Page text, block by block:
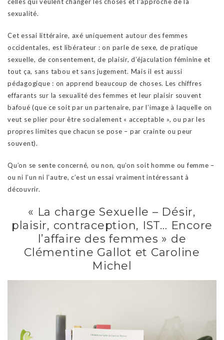
sexualité.
Cet essai littéraire, axé uniquement autour des femmes
occidentales, est libérateur : on parle de sexe, de pratique
sexuelle, de consentement, de plaisir, d’éjaculation féminine et
tout ça, sans tabou et sans jugement. Mais il est aussi
pédagogique : on apprend beaucoup de choses. Les chiffres
effarants sur la sexualité des femmes et leur plaisir souvent
bafoué (que ce soit par un partenaire, par l’image à laquelle on
veut se plier pour être socialement « acceptable », ou par les
propres limites que chacun se pose – par crainte ou peur
souvent).
Qu’on se sente concerné, ou non, qu’on soit homme ou femme –
ou ni l’un ni l’autre, c’est un essai vraiment intéressant à
découvrir.
« La charge Sexuelle – Désir,
plaisir, contraception, IST… Encore
l’affaire des femmes » de
Clémentine Gallot et Caroline
Michel